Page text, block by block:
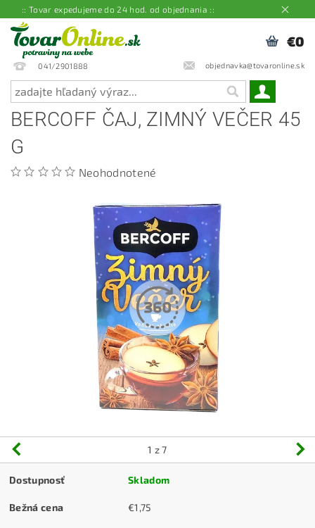
:: Tovar expedujeme do 24 hod. od objednania ::
041/2901888 objednavka@tovaronline.sk
€0
BERCOFF ČAJ, ZIMNÝ VEČER 45
G
Neohodnotené
1 z 7
Dostupnosť Skladom
Bežná cena €1,75